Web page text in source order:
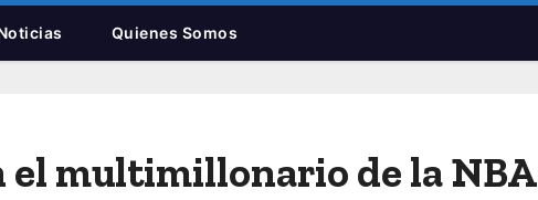
Quienes Somos
el multimillonario de la NBA